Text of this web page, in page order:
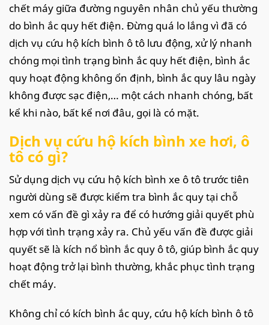
chết máy giữa đường nguyên nhân chủ yếu thường
do bình ắc quy hết điện. Đừng quá lo lắng vì đã có
dịch vụ cứu hộ kích bình ô tô lưu động, xử lý nhanh
chóng mọi tình trạng bình ắc quy hết điện, bình ắc
quy hoạt động không ổn định, bình ắc quy lâu ngày
không được sạc điện,… một cách nhanh chóng, bất
kể khi nào, bất kể nơi đâu, gọi là có mặt.
Dịch vụ cứu hộ kích bình xe hơi, ô
tô có gì?
Sử dụng dịch vụ cứu hộ kích bình xe ô tô trước tiên
người dùng sẽ được kiểm tra bình ắc quy tại chỗ
xem có vấn đề gì xảy ra để có hướng giải quyết phù
hợp với tình trạng xảy ra. Chủ yếu vấn đề được giải
quyết sẽ là kích nổ bình ắc quy ô tô, giúp bình ắc quy
hoạt động trở lại bình thường, khắc phục tình trạng
chết máy.
Không chỉ có kích bình ắc quy, cứu hộ kích bình ô tô